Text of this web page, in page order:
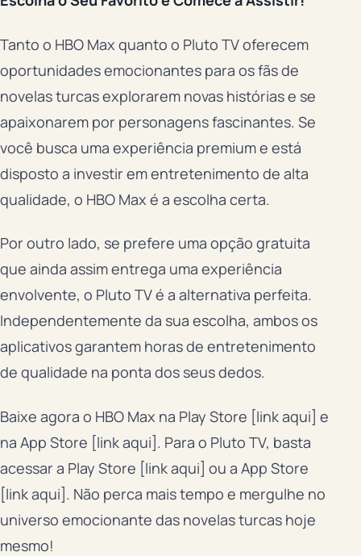
Tanto o HBO Max quanto o Pluto TV oferecem
oportunidades emocionantes para os fãs de
novelas turcas explorarem novas histórias e se
apaixonarem por personagens fascinantes. Se
você busca uma experiência premium e está
disposto a investir em entretenimento de alta
qualidade, o HBO Max é a escolha certa.
Por outro lado, se prefere uma opção gratuita
que ainda assim entrega uma experiência
envolvente, o Pluto TV é a alternativa perfeita.
Independentemente da sua escolha, ambos os
aplicativos garantem horas de entretenimento
de qualidade na ponta dos seus dedos.
Baixe agora o HBO Max na Play Store [link aqui] e
na App Store [link aqui]. Para o Pluto TV, basta
acessar a Play Store [link aqui] ou a App Store
[link aqui]. Não perca mais tempo e mergulhe no
universo emocionante das novelas turcas hoje
mesmo!